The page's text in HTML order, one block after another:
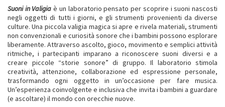
Suoni in Valigia è un laboratorio pensato per scoprire i suoni nascosti
negli oggetti di tutti i giorni, e gli strumenti provenienti da diverse
culture. Una piccola valigia magica si apre e rivela materiali, strumenti
non convenzionali e curiosità sonore che i bambini possono esplorare
liberamente. Attraverso ascolto, gioco, movimento e semplici attività
ritmiche, i partecipanti imparano a riconoscere suoni diversi e a
creare piccole “storie sonore” di gruppo. Il laboratorio stimola
creatività, attenzione, collaborazione ed espressione personale,
trasformando ogni oggetto in un’occasione per fare musica.
Un’esperienza coinvolgente e inclusiva che invita i bambini a guardare
(e ascoltare) il mondo con orecchie nuove.